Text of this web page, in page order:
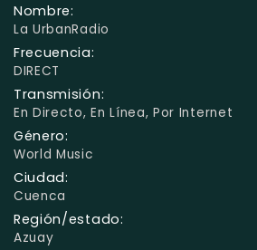
Nombre:
La UrbanRadio
Frecuencia:
DIRECT
Transmisión:
En Directo, En Línea, Por Internet
Género:
World Music
Ciudad:
Cuenca
Región/estado:
Azuay